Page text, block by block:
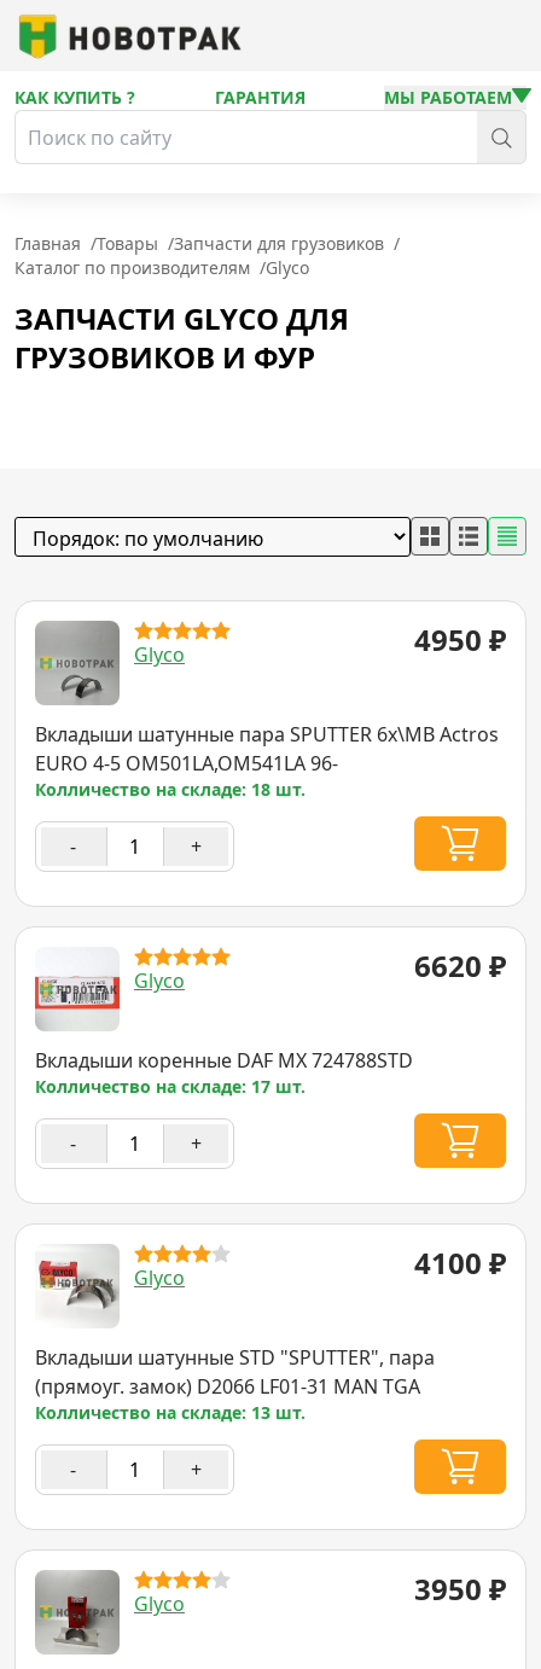
КАК КУПИТЬ ? ГАРАНТИЯ МЫ РАБОТАЕМ
Главная /Товары /Запчасти для грузовиков /
Каталог по производителям /Glyco
ЗАПЧАСТИ GLYCO ДЛЯ
ГРУЗОВИКОВ И ФУР
Glyco 4950 ₽
Вкладыши шатунные пара SPUTTER 6x\MB Actros
EURO 4-5 OM501LA,OM541LA 96-
Колличество на складе: 18 шт.
- +
Glyco 6620 ₽
Вкладыши коренные DAF MX 724788STD
Колличество на складе: 17 шт.
- +
Glyco 4100 ₽
Вкладыши шатунные STD "SPUTTER", пара
(прямоуг. замок) D2066 LF01-31 MAN TGA
Колличество на складе: 13 шт.
- +
Glyco 3950 ₽